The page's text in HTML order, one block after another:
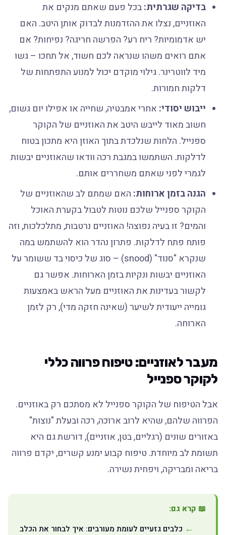
בדיקה שגרתית:בכל פעם שאתם מנקים את
האוזניים, נצלו את ההזדמנות לבדוק אותן היטב. האם
יש אדמומיות? ריח רע? הפרשה חריגה? נפיחות? אם
אתם רואים משהו שנראה לכם חשוד, אל תחכו – גשו
מיד לווטרינר. גילוי מוקדם יכול למנוע התפתחות של
דלקות חמורות.
ייבוש יסודי:אחרי אמבטיה, שחייה או אפילו יום גשום,
חשוב מאוד לייבש היטב את האוזניים של הקוקר
ספנייל. הלחות שנלכדת בתוך האוזן היא מתכון בטוח
לדלקות. השתמשו במגבת רכה וודאו שהאוזניים יבשות
לגמרי לפני שאתם משחררים אותם.
הגנה בזמן ארוחות:האם שמתם לב שהאוזניים של
הקוקר ספנייל שלכם נוטות לטבול בקערת האוכל
והמים? זו בעיה נפוצה! האוזניים נרטבות, מתלכלכות, וזה
פותח פתח לדלקות. פתרון נהדר הוא להשתמש במה
שנקרא "סנוד" (snood) – סוג של כיסוי בד ששומר על
האוזניים יבשות ונקיות בזמן הארוחות. אפשר גם
לקשור בעדינות את האוזניים מעל הראש באמצעות
גומייה ייעודית לשיער (שאינה חזקה מדי), רק לזמן
הארוחה.
מעבר לאוזניים: טיפוח פרווה כללי
לקוקר ספנייל
אבל הטיפוח של הקוקר ספנייל לא מסתכם רק באוזניים.
הפרווה שלהם, שהיא לרוב ארוכה, רכה ובעלת "נוצות"
באזורים שונים (רגליים, בטן, אוזניים), דורשת גם היא
תשומת לב מיוחדת. טיפוח קבוע ימנע קשרים, יקדם פרווה
בריאה ומבריקה, ויפחית נשירה.
📖 קרא גם:
כלבים גזעיים לעומת מעורבים: איך לבחור את הכלב